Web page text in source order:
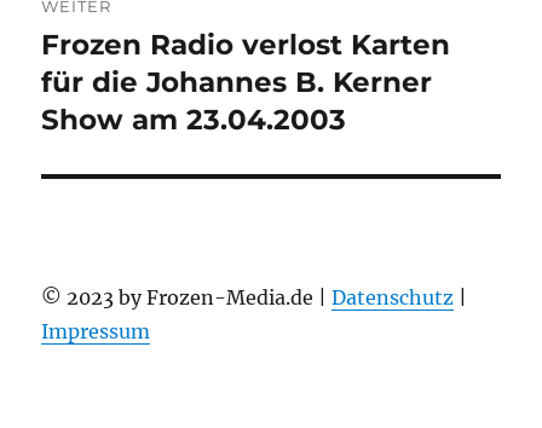
WEITER
Nächster
Beitrag:
Frozen Radio verlost Karten
für die Johannes B. Kerner
Show am 23.04.2003
© 2023 by Frozen-Media.de |Datenschutz
Impressum